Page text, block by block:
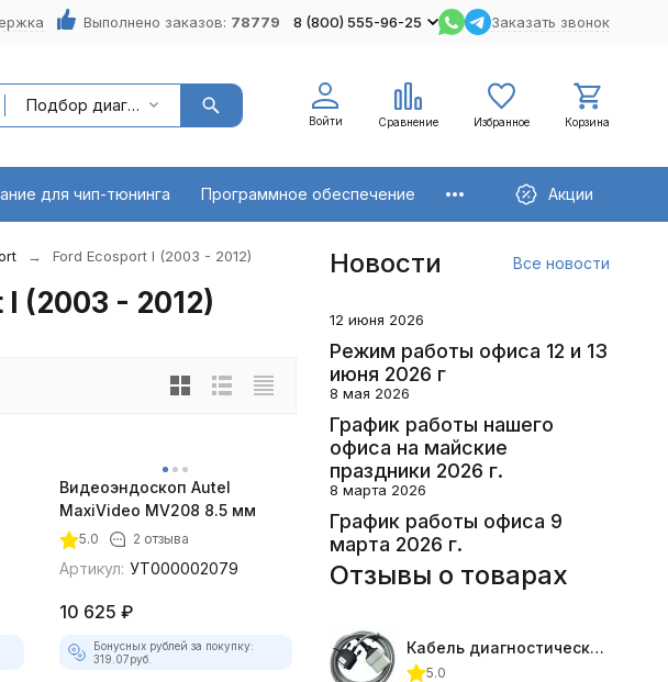
Выполнено заказов: 78779 8 (800) 555-96-25 Заказать звонок
Подбор диагностического оборудования по марке и модели авто
Войти Сравнение Избранное Корзина
для чип-тюнинга Программное обеспечение Акции
Ford Ecosport I (2003 - 2012)
(2003 - 2012)
Видеоэндоскоп Autel
MaxiVideo MV208 8.5 мм
5.0 2 отзыва
Артикул: УТ000002079
10 625 ₽
Бонусных рублей за покупку:
319.07руб.
Новости Все новости
12 июня 2026
Режим работы офиса 12 и 13
июня 2026 г
8 мая 2026
График работы нашего
офиса на майские
праздники 2026 г.
8 марта 2026
График работы офиса 9
марта 2026 г.
Отзывы о товарах
Кабель диагностический ГАЗ 24 для АВТОАС
5.0